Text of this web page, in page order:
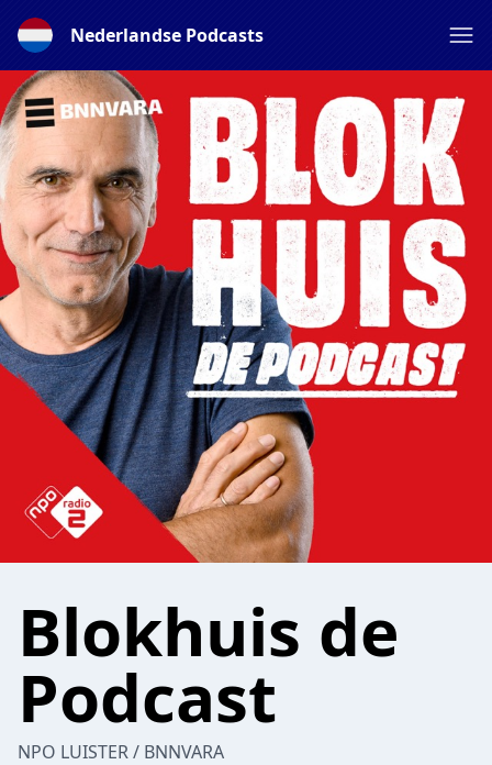
Nederlandse Podcasts
Blokhuis de
Podcast
NPO LUISTER / BNNVARA